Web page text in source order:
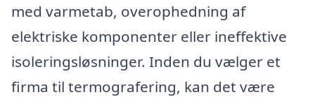
med varmetab, overophedning af
elektriske komponenter eller ineffektive
isoleringsløsninger. Inden du vælger et
firma til termografering, kan det være